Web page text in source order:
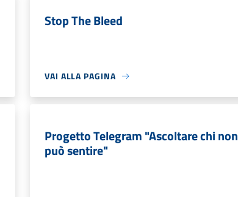
Stop The Bleed
VAI ALLA PAGINA
Progetto Telegram "Ascoltare chi non
può sentire"